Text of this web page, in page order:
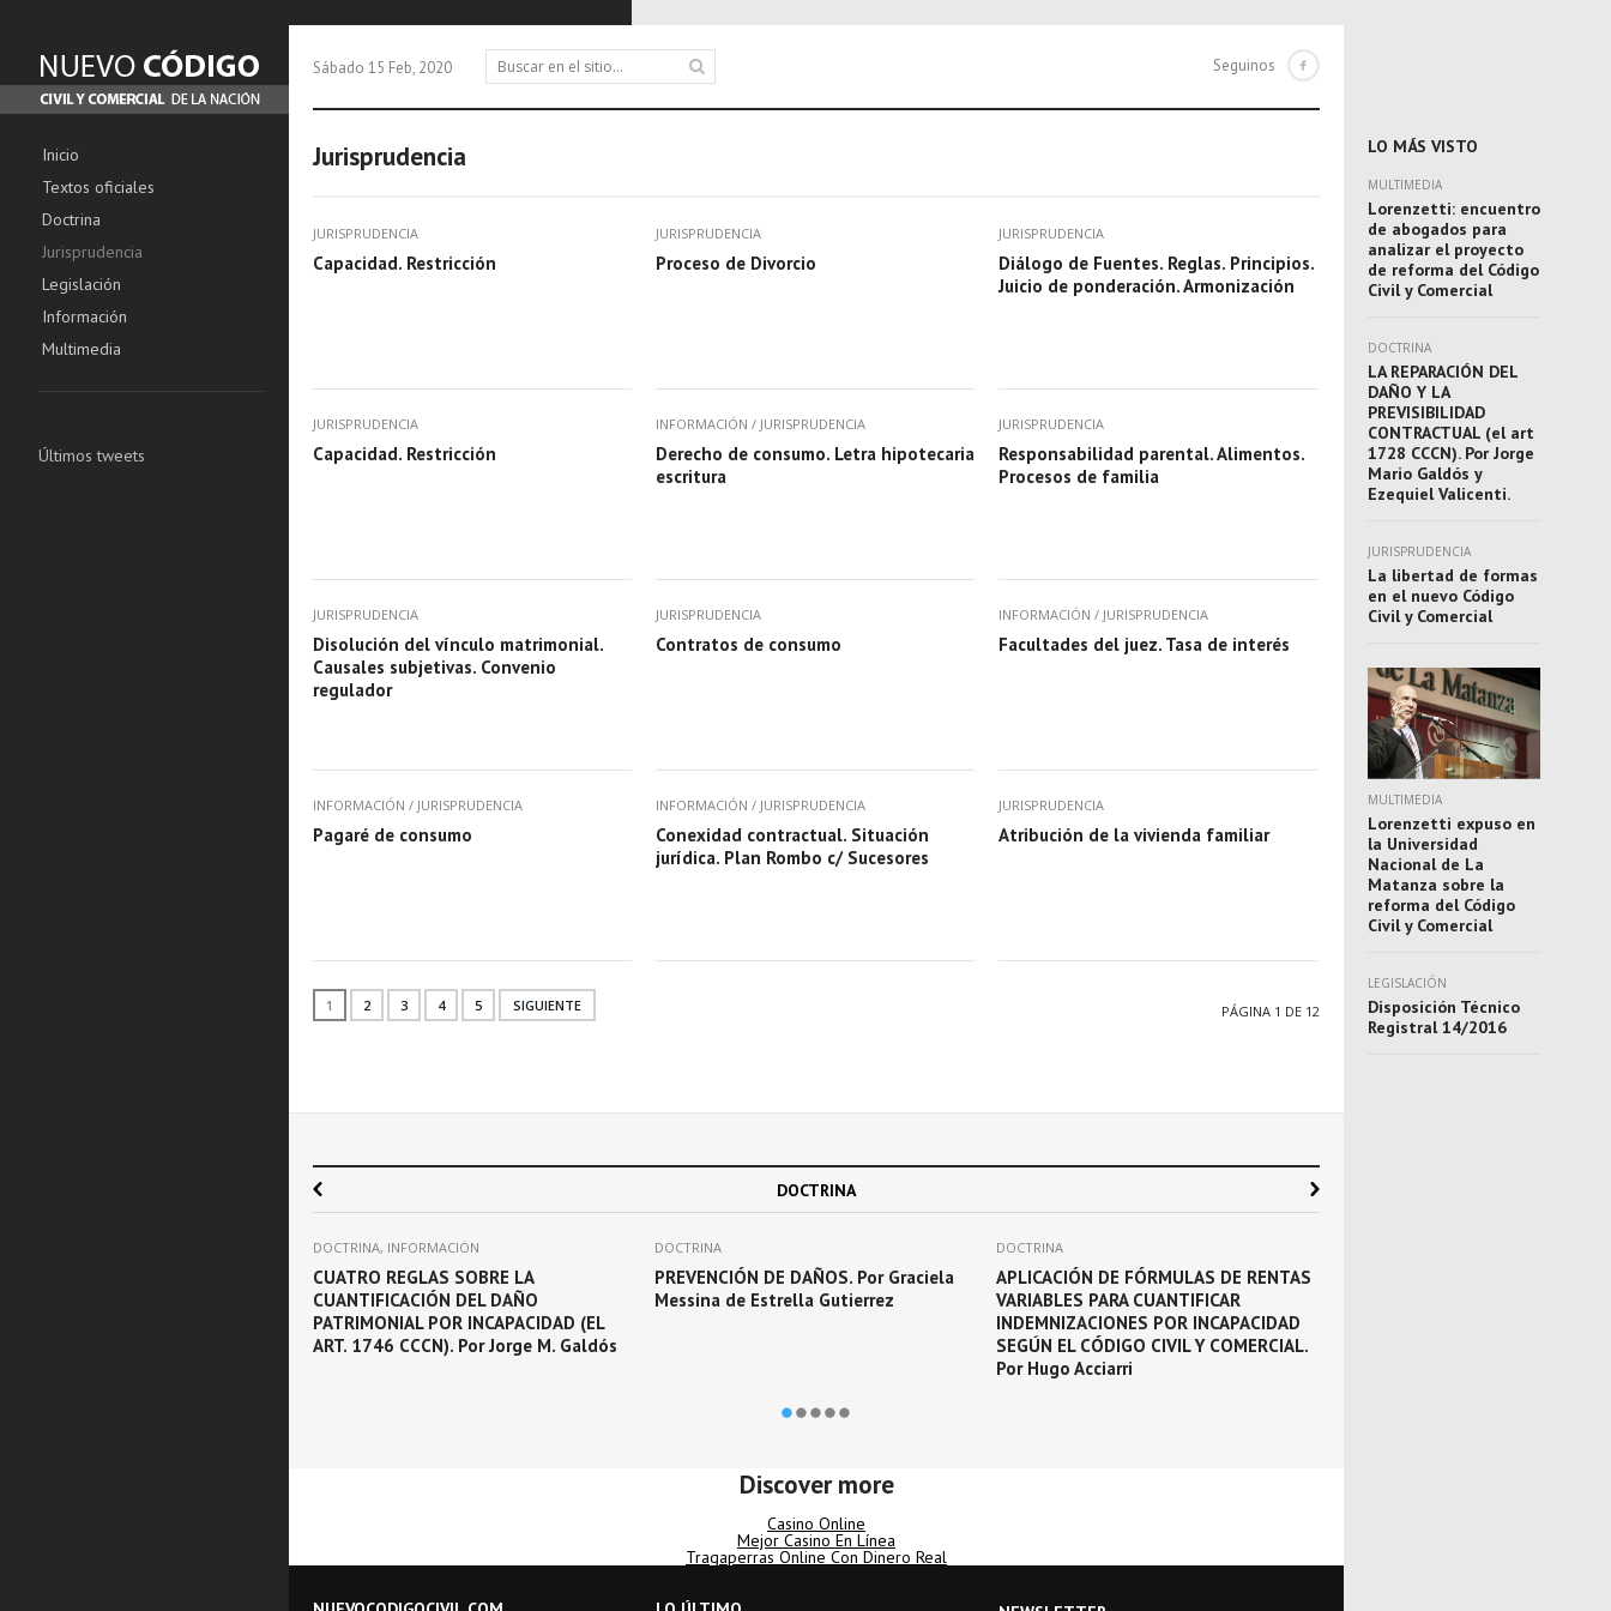
Inicio
Textos oficiales
Doctrina
Jurisprudencia
Legislación
Información
Multimedia
Últimos tweets
Sábado 15 Feb, 2020 Seguinos
Jurisprudencia
JURISPRUDENCIA
Capacidad. Restricción
JURISPRUDENCIA
Proceso de Divorcio
JURISPRUDENCIA
Diálogo de Fuentes. Reglas. Principios.
Juicio de ponderación. Armonización
JURISPRUDENCIA
Capacidad. Restricción
INFORMACIÓN / JURISPRUDENCIA
Derecho de consumo. Letra hipotecaria
escritura
JURISPRUDENCIA
Responsabilidad parental. Alimentos.
Procesos de familia
JURISPRUDENCIA
Disolución del vínculo matrimonial.
Causales subjetivas. Convenio
regulador
JURISPRUDENCIA
Contratos de consumo
INFORMACIÓN / JURISPRUDENCIA
Facultades del juez. Tasa de interés
INFORMACIÓN / JURISPRUDENCIA
Pagaré de consumo
INFORMACIÓN / JURISPRUDENCIA
Conexidad contractual. Situación
jurídica. Plan Rombo c/ Sucesores
JURISPRUDENCIA
Atribución de la vivienda familiar
1 2 3 4 5 SIGUIENTE PÁGINA 1 DE 12
DOCTRINA
DOCTRINA, INFORMACIÓN
CUATRO REGLAS SOBRE LA
CUANTIFICACIÓN DEL DAÑO
PATRIMONIAL POR INCAPACIDAD (EL
ART. 1746 CCCN). Por Jorge M. Galdós
DOCTRINA
PREVENCIÓN DE DAÑOS. Por Graciela
Messina de Estrella Gutierrez
DOCTRINA
APLICACIÓN DE FÓRMULAS DE RENTAS
VARIABLES PARA CUANTIFICAR
INDEMNIZACIONES POR INCAPACIDAD
SEGÚN EL CÓDIGO CIVIL Y COMERCIAL.
Por Hugo Acciarri
Discover more
Casino Online
Mejor Casino En Línea
Tragaperras Online Con Dinero Real
LO MÁS VISTO
MULTIMEDIA
Lorenzetti: encuentro
de abogados para
analizar el proyecto
de reforma del Código
Civil y Comercial
DOCTRINA
LA REPARACIÓN DEL
DAÑO Y LA
PREVISIBILIDAD
CONTRACTUAL (el art
1728 CCCN). Por Jorge
Mario Galdós y
Ezequiel Valicenti.
JURISPRUDENCIA
La libertad de formas
en el nuevo Código
Civil y Comercial
MULTIMEDIA
Lorenzetti expuso en
la Universidad
Nacional de La
Matanza sobre la
reforma del Código
Civil y Comercial
LEGISLACIÓN
Disposición Técnico
Registral 14/2016